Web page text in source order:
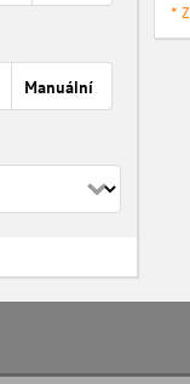
Manuální
*